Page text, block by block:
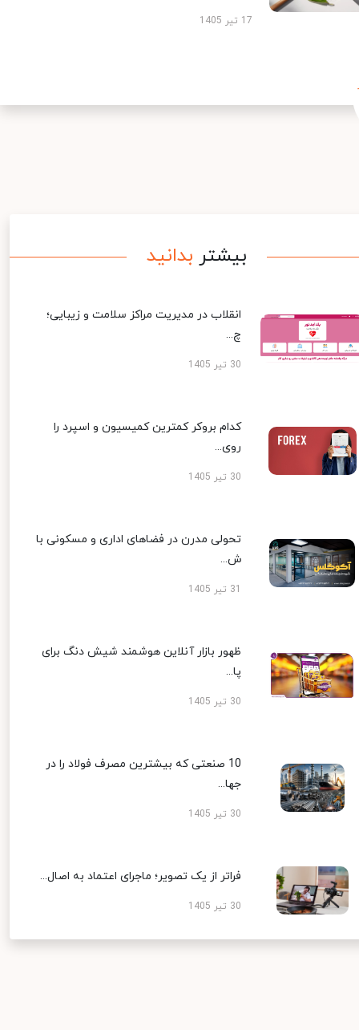
17 تیر 1405
بیشتر بدانید
انقلاب در مدیریت مراکز سلامت و زیبایی؛
چ...
30 تیر 1405
کدام بروکر کمترین کمیسیون و اسپرد را
روی...
30 تیر 1405
تحولی مدرن در فضاهای اداری و مسکونی با
ش...
ظهور بازار آنلاین هوشمند شیش دنگ برای
پا...
30 تیر 1405
10 صنعتی که بیشترین مصرف فولاد را در
جها...
30 تیر 1405
فراتر از یک تصویر؛ ماجرای اعتماد به اصال...
30 تیر 1405